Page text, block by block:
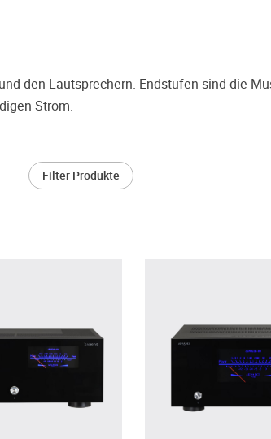
bieten wir Ihnen die
Zeitdruck in unserem
den Lautsprechern. Endstufen sind die
Strom.
Filter Produkte